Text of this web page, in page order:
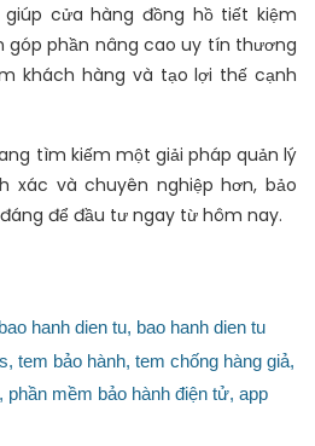
cửa hàng đồng hồ tiết kiệm
góp phần nâng cao uy tín thương
khách hàng và tạo lợi thế cạnh
tìm kiếm một giải pháp quản lý
xác và chuyên nghiệp hơn, bảo
để đầu tư ngay từ hôm nay.
bao hanh dien tu, bao hanh dien tu
tem bảo hành, tem chống hàng giả,
phần mềm bảo hành điện tử, app